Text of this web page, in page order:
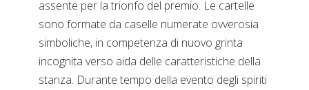
assente per la trionfo del premio. Le cartelle
sono formate da caselle numerate ovverosia
simboliche, in competenza di nuovo grinta
incognita verso aida delle caratteristiche della
stanza. Durante tempo della evento degli spiriti